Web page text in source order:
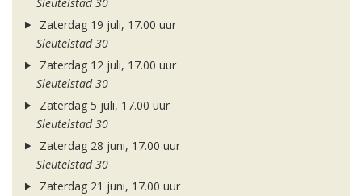
Sleutelstad 30
Zaterdag 19 juli, 17.00 uur
Sleutelstad 30
Zaterdag 12 juli, 17.00 uur
Sleutelstad 30
Zaterdag 5 juli, 17.00 uur
Sleutelstad 30
Zaterdag 28 juni, 17.00 uur
Sleutelstad 30
Zaterdag 21 juni, 17.00 uur